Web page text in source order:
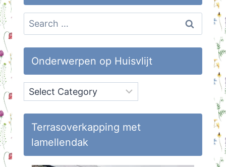
Search
for:
Onderwerpen op Huisvlijt
Onderwerpen
op
Huisvlijt
Terrasoverkapping met
lamellendak